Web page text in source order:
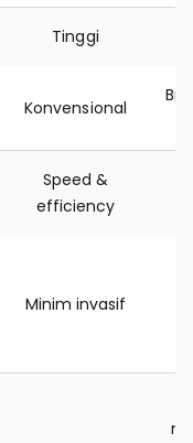
Tinggi
Konvensional
Speed &
efficiency
Minim invasif